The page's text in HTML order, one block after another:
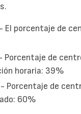
El porcentaje de
Porcentaje de
horaria: 39%
Porcentaje de
60%